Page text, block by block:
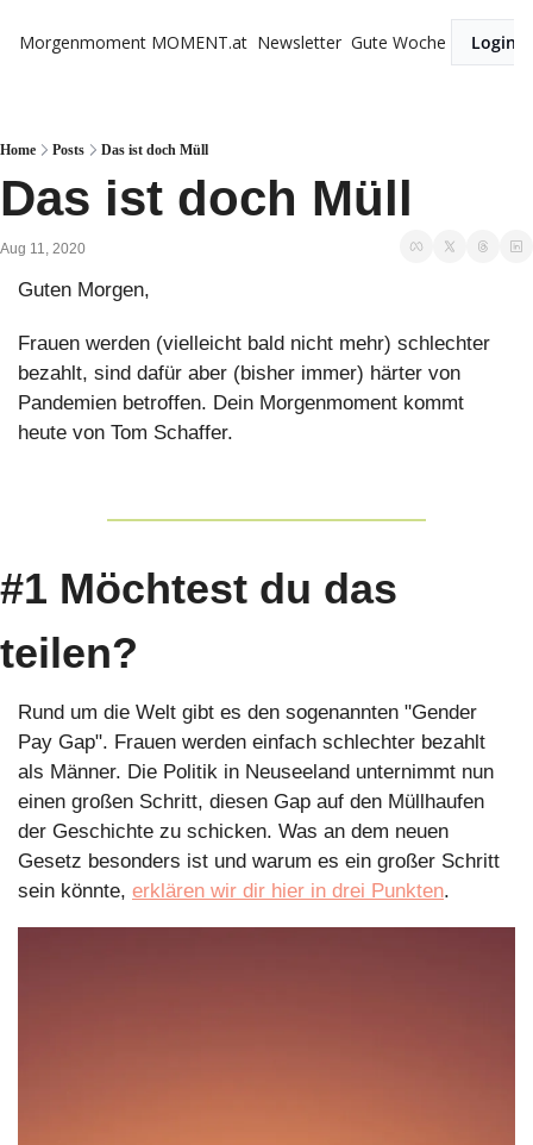
Morgenmoment MOMENT.at Newsletter Gute Woche Login
Home Posts Das ist doch Müll
Das ist doch Müll
Aug 11, 2020
Guten Morgen,
Frauen werden (vielleicht bald nicht mehr) schlechter
bezahlt, sind dafür aber (bisher immer) härter von
Pandemien betroffen. Dein Morgenmoment kommt
heute von Tom Schaffer.
#1 Möchtest du das
teilen?
Rund um die Welt gibt es den sogenannten "Gender
Pay Gap". Frauen werden einfach schlechter bezahlt
als Männer. Die Politik in Neuseeland unternimmt nun
einen großen Schritt, diesen Gap auf den Müllhaufen
der Geschichte zu schicken. Was an dem neuen
Gesetz besonders ist und warum es ein großer Schritt
sein könnte, erklären wir dir hier in drei Punkten.